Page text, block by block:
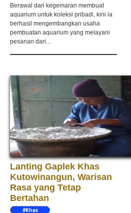
Berawal dari kegemaran membuat
aquarium untuk koleksi pribadi, kini ia
berhasil mengembangkan usaha
pembuatan aquarium yang melayani
pesanan dari...
Lanting Gaplek Khas
Kutowinangun, Warisan
Rasa yang Tetap
Bertahan
#Khas